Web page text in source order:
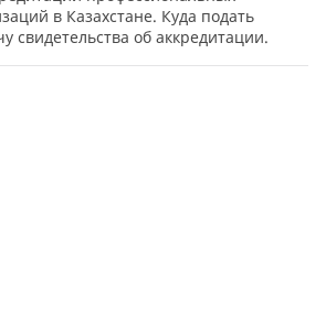
в Казахстане. Куда подать
свидетельства об аккредитации.